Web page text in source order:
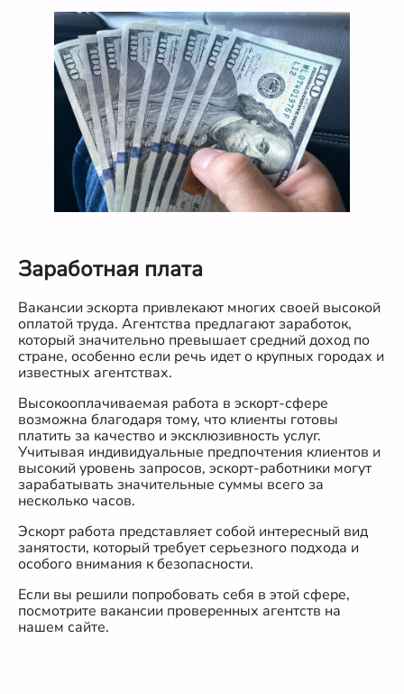
Заработная плата
Вакансии эскорта привлекают многих своей высокой
оплатой труда. Агентства предлагают заработок,
который значительно превышает средний доход по
стране, особенно если речь идет о крупных городах и
известных агентствах.
Высокооплачиваемая работа в эскорт-сфере
возможна благодаря тому, что клиенты готовы
платить за качество и эксклюзивность услуг.
Учитывая индивидуальные предпочтения клиентов и
высокий уровень запросов, эскорт-работники могут
зарабатывать значительные суммы всего за
несколько часов.
Эскорт работа представляет собой интересный вид
занятости, который требует серьезного подхода и
особого внимания к безопасности.
Если вы решили попробовать себя в этой сфере,
посмотрите вакансии проверенных агентств на
нашем сайте.